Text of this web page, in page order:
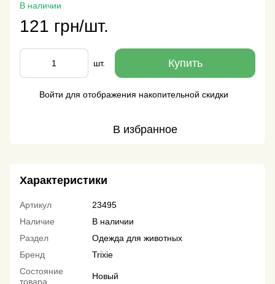
В наличии
121 грн/шт.
шт. Купить
Войти для отображения накопительной скидки
В избранное
Характеристики
Артикул
23495
Наличие
В наличии
Раздел
Одежда для животных
Бренд
Trixie
Состояние
товара
Новый